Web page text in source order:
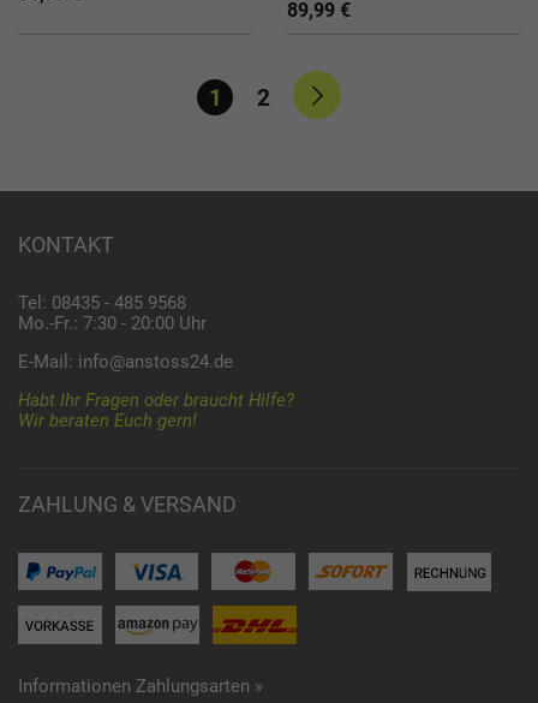
89,99 €
1 2
KONTAKT
Tel: 08435 - 485 9568
Mo.-Fr.: 7:30 - 20:00 Uhr
E-Mail: info@anstoss24.de
Habt Ihr Fragen oder braucht Hilfe?
Wir beraten Euch gern!
ZAHLUNG & VERSAND
Informationen Zahlungsarten »